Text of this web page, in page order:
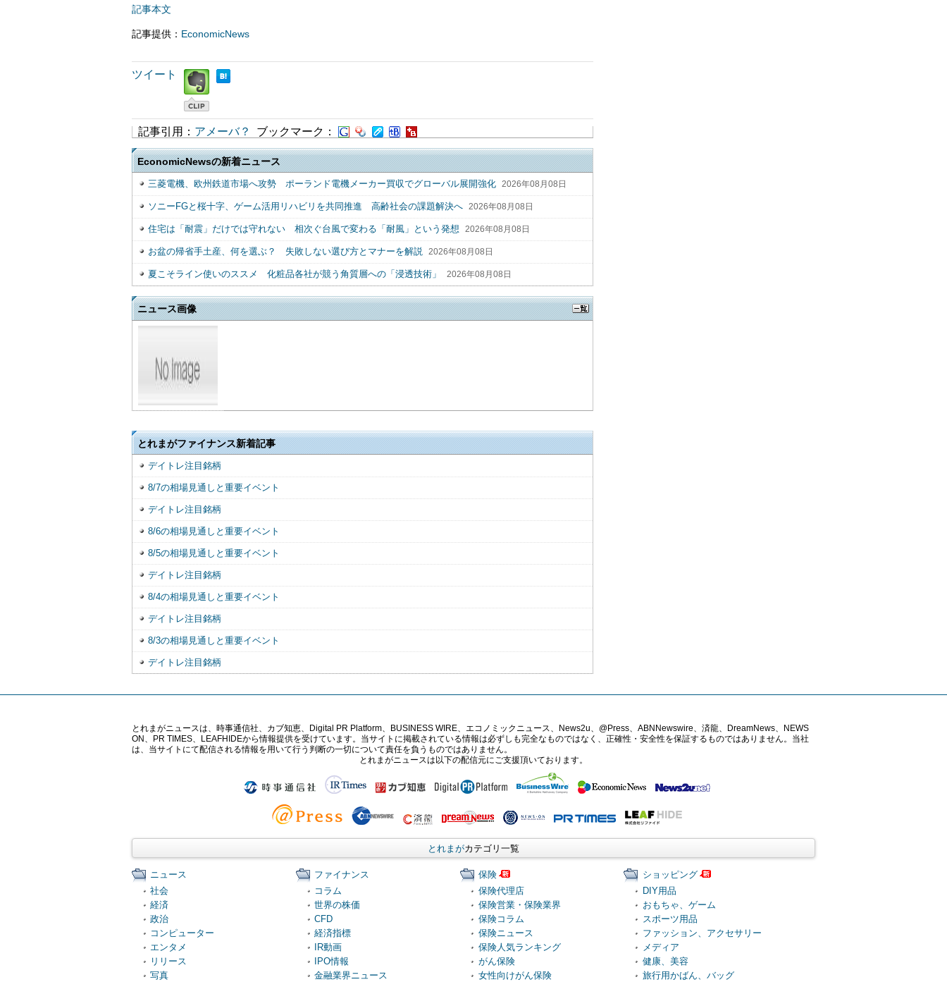
記事本文
記事提供： EconomicNews
ツイート
記事引用： アメーバ？ ブックマーク：
EconomicNewsの新着ニュース
三菱電機、欧州鉄道市場へ攻勢 ポーランド電機メーカー買収でグローバル展開強化 2026年08月08日
ソニーFGと桜十字、ゲーム活用リハビリを共同推進 高齢社会の課題解決へ 2026年08月08日
住宅は「耐震」だけでは守れない 相次ぐ台風で変わる「耐風」という発想 2026年08月08日
お盆の帰省手土産、何を選ぶ？ 失敗しない選び方とマナーを解説 2026年08月08日
夏こそライン使いのススメ 化粧品各社が競う角質層への「浸透技術」 2026年08月08日
ニュース画像
とれまがファイナンス新着記事
デイトレ注目銘柄
8/7の相場見通しと重要イベント
デイトレ注目銘柄
8/6の相場見通しと重要イベント
8/5の相場見通しと重要イベント
デイトレ注目銘柄
8/4の相場見通しと重要イベント
デイトレ注目銘柄
8/3の相場見通しと重要イベント
デイトレ注目銘柄
とれまがニュースは、時事通信社、カブ知恵、Digital PR Platform、BUSINESS WIRE、エコノミックニュース、News2u、@Press、ABNNewswire、済龍、DreamNews、NEWS
ON、PR TIMES、LEAFHIDEから情報提供を受けています。当サイトに掲載されている情報は必ずしも完全なものではなく、正確性・安全性を保証するものではありません。当社
は、当サイトにて配信される情報を用いて行う判断の一切について責任を負うものではありません。
とれまがニュースは以下の配信元にご支援頂いております。
とれまがカテゴリ一覧
ニュース
社会
経済
政治
コンピューター
エンタメ
リリース
写真
ファイナンス
コラム
世界の株価
CFD
経済指標
IR動画
IPO情報
金融業界ニュース
保険
保険代理店
保険営業・保険業界
保険コラム
保険ニュース
保険人気ランキング
がん保険
女性向けがん保険
ショッピング
DIY用品
おもちゃ、ゲーム
スポーツ用品
ファッション、アクセサリー
メディア
健康、美容
旅行用かばん、バッグ